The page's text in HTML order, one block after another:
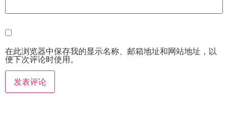
在此浏览器中保存我的显示名称、邮箱地址和网站地址，以
便下次评论时使用。